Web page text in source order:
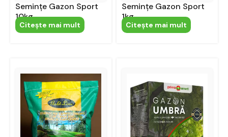
Semințe Gazon Sport
10kg
Citeşte mai mult
Semințe Gazon Sport
1kg
Citeşte mai mult